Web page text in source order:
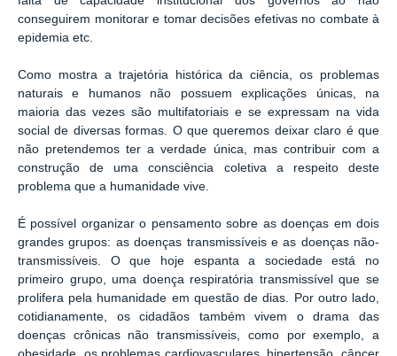
conseguirem monitorar e tomar decisões efetivas no combate à
epidemia etc.
Como mostra a trajetória histórica da ciência, os problemas
naturais e humanos não possuem explicações únicas, na
maioria das vezes são multifatoriais e se expressam na vida
social de diversas formas. O que queremos deixar claro é que
não pretendemos ter a verdade única, mas contribuir com a
construção de uma consciência coletiva a respeito deste
problema que a humanidade vive.
É possível organizar o pensamento sobre as doenças em dois
grandes grupos: as doenças transmissíveis e as doenças não-
transmissíveis. O que hoje espanta a sociedade está no
primeiro grupo, uma doença respiratória transmissível que se
prolifera pela humanidade em questão de dias. Por outro lado,
cotidianamente, os cidadãos também vivem o drama das
doenças crônicas não transmissíveis, como por exemplo, a